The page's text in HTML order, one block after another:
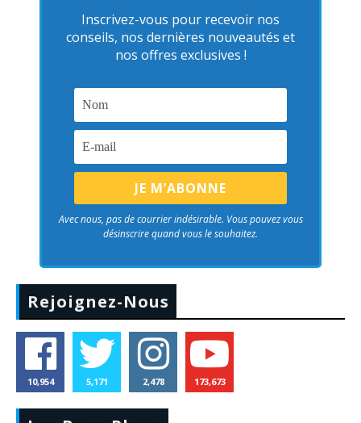
Inscrivez-vous pour recevoir nos
conseils, nos dernières nouveautés et
nos offres exclusives !
Avec nous, pas de courrier indésirable. Vous pouvez vous
désinscrire quand vous le souhaitez.
Rejoignez-Nous
10,954 5,171 2,478 173,673